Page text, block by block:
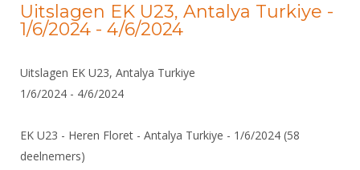
Polls
Maandelijks archief
Evenement
Lidmaatschap
Reglementen
Sponsors en Partners
Introductie
Veteranen
Wedstrijdsport
Wat is topsport
Nieuws
NK's
Oranje
Informatie
Voor de jeugd
Ouders en vereniging
Jeugdkampen
Forums
Schermforum
Contact
Uitslagen EK U23, Antalya Turkiye -
1/6/2024 - 4/6/2024
Uitslagen EK U23, Antalya Turkiye
1/6/2024 - 4/6/2024
EK U23 - Heren Floret - Antalya Turkiye - 1/6/2024 (58
deelnemers)